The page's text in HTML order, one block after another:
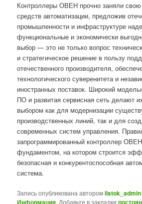
Контроллеры ОВЕН прочно заняли
средств автоматизации, предложив
промышленности и инфраструктуре
функциональные и экономически
выбор — это не только вопрос
и стратегическое решение в пользу
отечественного производителя,
технологического суверенитета и
иностранных поставок. Широкий
ПО и развитая сервисная сеть делают
выбором как для модернизации
производственных линий, так и для
современных систем управления.
запрограммированный контроллер
фундаментом, на котором строится
безопасная и конкурентоспособная
система.
Запись опубликована авторомlistok_admin
. Добавьте в закладки